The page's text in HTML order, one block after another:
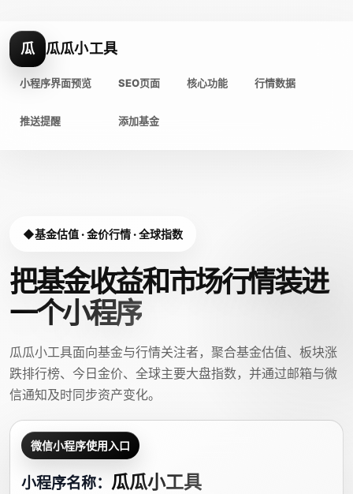
瓜 瓜瓜小工具
小程序界面预览 SEO页面 核心功能 行情数据
推送提醒 添加基金
基金估值 · 金价行情 · 全球指数
把基金收益和市场行情装进
一个小程序
瓜瓜小工具面向基金与行情关注者，聚合基金估值、板块涨
跌排行榜、今日金价、全球主要大盘指数，并通过邮箱与微
信通知及时同步资产变化。
微信小程序使用入口
小程序名称： 瓜瓜小工具